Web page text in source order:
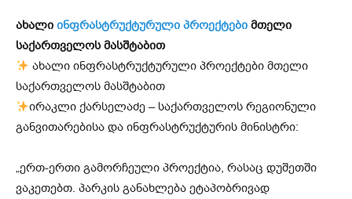
ახალი ინფრასტრუქტურული პროექტები მთელი
საქართველოს მასშტაბით
ახალი ინფრასტრუქტურული პროექტები მთელი
საქართველოს მასშტაბით
ირაკლი ქარსელაძე – საქართველოს რეგიონული
განვითარებისა და ინფრასტრუქტურის მინისტრი:
„ერთ-ერთი გამორჩეული პროექტია, რასაც დუშეთში
ვაკეთებთ. პარკის განახლება ეტაპობრივად